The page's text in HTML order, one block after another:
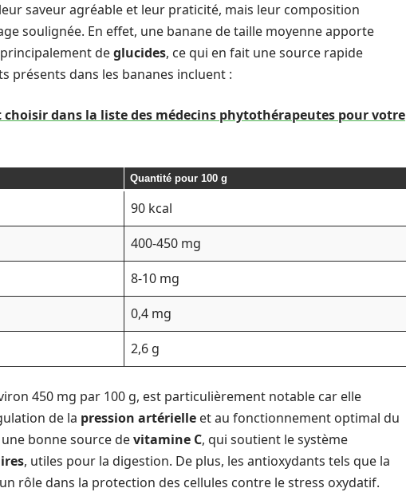
saveur agréable et leur praticité, mais leur composition
soulignée. En effet, une banane de taille moyenne apporte
deglucides, ce qui en fait une source rapide
présents dans les bananes incluent :
choisir dans la liste des médecins phytothérapeutes pour votre
Quantité pour 100 g
90 kcal
400-450 mg
8-10 mg
0,4 mg
2,6 g
450 mg par 100 g, est particulièrement notable car elle
de la pression artérielle et au fonctionnement optimal du
bonne source devitamine C, qui soutient le système
, utiles pour la digestion. De plus, les antioxydants tels que la
rôle dans la protection des cellules contre le stress oxydatif.